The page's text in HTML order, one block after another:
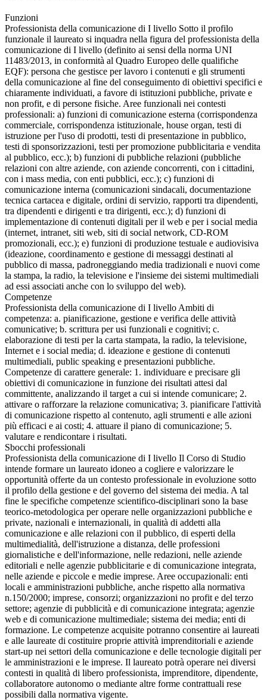
Funzioni
Professionista della comunicazione di I livello Sotto il profilo
funzionale il laureato si inquadra nella figura del professionista della
comunicazione di I livello (definito ai sensi della norma UNI
11483/2013, in conformità al Quadro Europeo delle qualifiche
EQF): persona che gestisce per lavoro i contenuti e gli strumenti
della comunicazione al fine del conseguimento di obiettivi specifici e
chiaramente individuati, a favore di istituzioni pubbliche, private e
non profit, e di persone fisiche. Aree funzionali nei contesti
professionali: a) funzioni di comunicazione esterna (corrispondenza
commerciale, corrispondenza istituzionale, house organ, testi di
istruzione per l'uso di prodotti, testi di presentazione in pubblico,
testi di sponsorizzazioni, testi per promozione pubblicitaria e vendita
al pubblico, ecc.); b) funzioni di pubbliche relazioni (pubbliche
relazioni con altre aziende, con aziende concorrenti, con i cittadini,
con i mass media, con enti pubblici, ecc.); c) funzioni di
comunicazione interna (comunicazioni sindacali, documentazione
tecnica cartacea e digitale, ordini di servizio, rapporti tra dipendenti,
tra dipendenti e dirigenti e tra dirigenti, ecc.); d) funzioni di
implementazione di contenuti digitali per il web e per i social media
(internet, intranet, siti web, siti di social network, CD-ROM
promozionali, ecc.); e) funzioni di produzione testuale e audiovisiva
(ideazione, coordinamento e gestione di messaggi destinati al
pubblico di massa, padroneggiando media tradizionali e nuovi come
la stampa, la radio, la televisione e l'insieme dei sistemi multimediali
ad essi associati anche con lo sviluppo del web).
Competenze
Professionista della comunicazione di I livello Ambiti di
competenza: a. pianificazione, gestione e verifica delle attività
comunicative; b. scrittura per usi funzionali e cognitivi; c.
elaborazione di testi per la carta stampata, la radio, la televisione,
Internet e i social media; d. ideazione e gestione di contenuti
multimediali, public speaking e presentazioni pubbliche.
Competenze di carattere generale: 1. individuare e precisare gli
obiettivi di comunicazione in funzione dei risultati attesi dal
committente, analizzando il target a cui si intende comunicare; 2.
attivare o rafforzare la relazione comunicativa; 3. pianificare l'attività
di comunicazione rispetto al contenuto, agli strumenti e alle azioni
più efficaci e ai costi; 4. attuare il piano di comunicazione; 5.
valutare e rendicontare i risultati.
Sbocchi professionali
Professionista della comunicazione di I livello Il Corso di Studio
intende formare un laureato idoneo a cogliere e valorizzare le
opportunità offerte da un contesto professionale in evoluzione sotto
il profilo della gestione e del governo del sistema dei media. A tal
fine le specifiche competenze scientifico-disciplinari sono la base
teorico-metodologica per operare nelle organizzazioni pubbliche e
private, nazionali e internazionali, in qualità di addetti alla
comunicazione e alle relazioni con il pubblico, di esperti della
multimedialità, dell'istruzione a distanza, delle professioni
giornalistiche e dell'informazione, nelle redazioni, nelle aziende
editoriali e nelle agenzie pubblicitarie e di comunicazione integrata,
nelle aziende e piccole e medie imprese. Aree occupazionali: enti
locali e amministrazioni pubbliche, anche rispetto alla normativa
n.150/2000; imprese, consorzi; organizzazioni no profit e del terzo
settore; agenzie di pubblicità e di comunicazione integrata; agenzie
web e di comunicazione multimediale; sistema dei media; enti di
formazione. Le competenze acquisite potranno consentire ai laureati
e alle laureate di costituire proprie attività imprenditoriali e aziende
start-up nei settori della comunicazione e delle tecnologie digitali per
le amministrazioni e le imprese. Il laureato potrà operare nei diversi
contesti in qualità di libero professionista, imprenditore, dipendente,
collaboratore autonomo o mediante altre forme contrattuali rese
possibili dalla normativa vigente.